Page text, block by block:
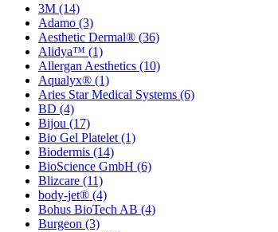
3M (14)
Adamo (3)
Aesthetic Dermal® (36)
Alidya™ (1)
Allergan Aesthetics (10)
Aqualyx® (1)
Aries Star Medical Systems (6)
BD (4)
Bijou (17)
Bio Gel Platelet (1)
Biodermis (14)
BioScience GmbH (6)
Blizcare (11)
body-jet® (4)
Bohus BioTech AB (4)
Burgeon (3)